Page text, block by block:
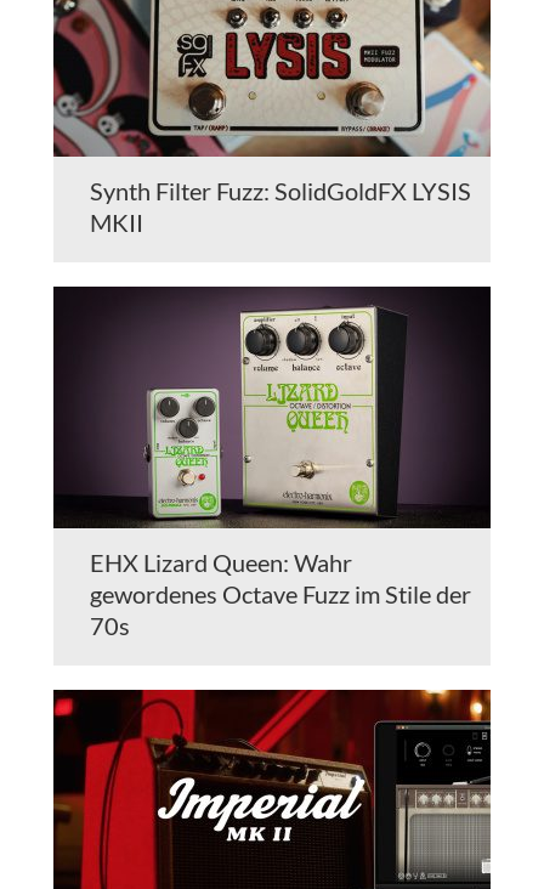
Synth Filter Fuzz: SolidGoldFX LYSIS
MKII
EHX Lizard Queen: Wahr
gewordenes Octave Fuzz im Stile der
70s